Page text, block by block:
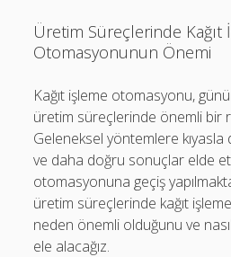
Üretim Süreçlerinde Kağıt
Otomasyonunun Önemi
Kağıt işleme otomasyonu,
üretim süreçlerinde önemli bir
Geleneksel yöntemlere kıyasla
ve daha doğru sonuçlar elde
otomasyonuna geçiş
üretim süreçlerinde kağıt
neden önemli olduğunu ve
ele alacağız.